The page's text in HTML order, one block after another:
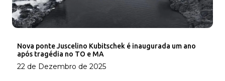
Nova ponte Juscelino Kubitschek é inaugurada um ano
após tragédia no TO e MA
22 de Dezembro de 2025